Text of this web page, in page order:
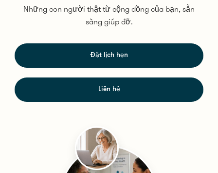
Những con người thật từ cộng đồng của bạn, sẵn
sàng giúp đỡ.
Đặt lịch hẹn
Liên hệ